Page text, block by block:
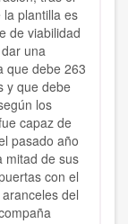
plantilla es
de viabilidad
una
que debe 263
y que debe
los
capaz de
pasado año
mitad de sus
con el
del